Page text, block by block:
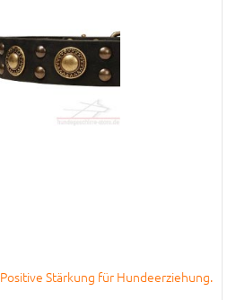
Positive Stärkung für Hundeerziehung.